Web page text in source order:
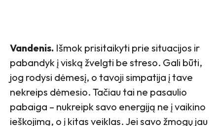
Vandenis. Išmok prisitaikyti prie situacijos ir
pabandyk į viską žvelgti be streso. Gali būti,
jog rodysi dėmesį, o tavoji simpatija į tave
nekreips dėmesio. Tačiau tai ne pasaulio
pabaiga – nukreipk savo energiją ne į vaikino
ieškojimą, o į kitas veiklas. Jei savo žmogų jau